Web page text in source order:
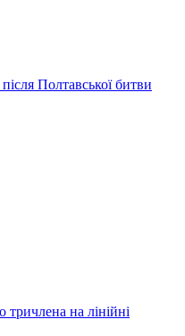
Полтавської битви
тричлена на лінійні